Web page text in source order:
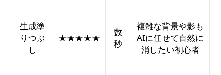
生成塗
りつぶ
し
★★★★★
数
秒
複雑な背景や影も
AIに任せて自然に
消したい初心者